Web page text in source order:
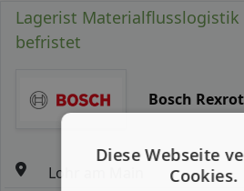
Lagerist Materialflusslogistik
befristet
Bosch
Lohr am Main
Diese Webseite
Cookies.